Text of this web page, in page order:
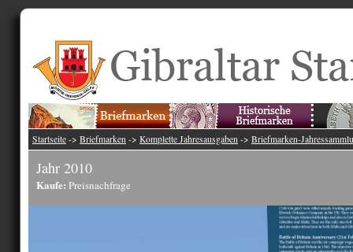
Startseite -> Briefmarken -> Komplette Jahresausgaben -> Briefmarken-
Jahr 2010
Kaufe: Preisnachfrage